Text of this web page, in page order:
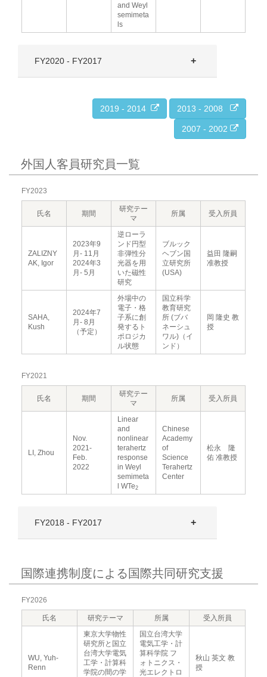
and Weyl
semimeta
ls
FY2020 - FY2017
2019 - 2014 2013 - 2008
2007 - 2002
外国人客員研究員一覧
FY2023
氏名 期間
研究テー
マ
所属 受入所員
ZALIZNY
AK, Igor
2023年9
月- 11月
2024年3
月- 5月
逆ローラ
ンド円型
非弾性分
光器を用
いた磁性
研究
ブルック
ヘブン国
立研究所
(USA)
益田 隆嗣
准教授
SAHA,
Kush
2024年7
月- 8月
（予定）
外場中の
電子・格
子系に創
発するト
ポロジカ
ル状態
国立科学
教育研究
所 (ブバ
ネーシュ
ワル)（イ
ンド）
岡 隆史 教
授
FY2021
氏名 期間
研究テー
マ
所属 受入所員
LI, Zhou
Nov.
2021-
Feb.
2022
Linear
and
nonlinear
terahertz
response
in Weyl
semimeta
l WTe2
Chinese
Academy
of
Science
Terahertz
Center
松永 隆
佑 准教授
FY2018 - FY2017
国際連携制度による国際共同研究支援
FY2026
氏名 研究テーマ 所属 受入所員
WU, Yuh-
Renn
東京大学物性
研究所と国立
台湾大学電気
工学・計算科
学院の間の学
国立台湾大学
電気工学・計
算科学院 フ
ォトニクス・
光エレクトロ
秋山 英文 教
授